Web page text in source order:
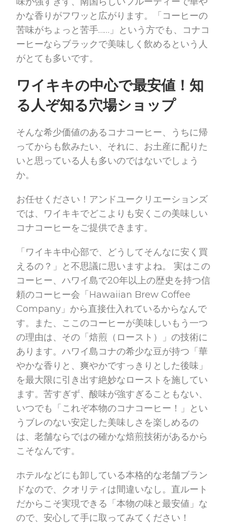
かな香りがフワッと広がります。「コーヒーの
苦味がちょっと苦手……」という方でも、コナコ
ーヒーならブラックで美味しく飲めるという人
がとても多いです。
ワイキキの中心で最安値！知
る人ぞ知る穴場ショップ
そんな希少価値のあるコナコーヒー、うちに帰
ってからも飲みたい、それに、お土産に配りた
いと思っている人も多いのではないでしょう
か。
お任せください！アンドユークリエーションズ
では、ワイキキでどこよりも安くこの美味しい
コナコーヒーをご提供できます。
「ワイキキ中心部で、どうしてそんなに安く買
えるの？」と不思議に思いますよね。 実はこの
コーヒー、ハワイ島で20年以上の歴史を持つ信
頼のコーヒー会「Hawaiian Brew Coffee
Company」から直接仕入れているからなんで
す。また、ここのコーヒーが美味しいもう一つ
の理由は、その「焙煎（ロースト）」の技術に
あります。ハワイ島コナの希少な豆が持つ「華
やかな香りと、爽やかですっきりとした後味」
を最大限に引き出す絶妙なローストを施してい
ます。苦すぎず、酸味が強すぎることもない、
いつでも「これぞ本物のコナコーヒー！」とい
うブレのない安定した美味しさを楽しめるの
は、老舗ならではの確かな焙煎技術があるから
こそなんです。
ホテルなどにも卸している本格的な老舗ブラン
ドなので、クオリティは間違いなし。直ルート
だからこそ実現できる「本物の味と最安値」な
ので、安心して手に取ってみてください！